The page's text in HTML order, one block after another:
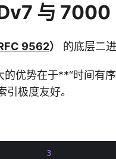
与 7000
9562） 的底层二
优势在于**“时间有
极度友好。
3